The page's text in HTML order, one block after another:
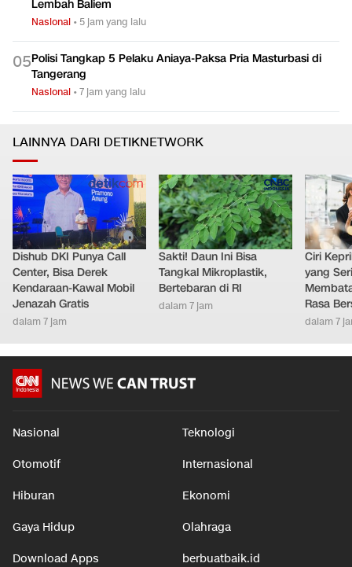
Lembah Baliem
Nasional • 5 jam yang lalu
05Polisi Tangkap 5 Pelaku Aniaya-Paksa Pria Masturbasi di
Tangerang
Nasional •7 jam yang lalu
LAINNYA DARI DETIKNETWORK
Dishub DKI Punya Call
Center, Bisa Derek
Kendaraan-Kawal Mobil
Jenazah Gratis
dalam 7 jam
Sakti! Daun Ini Bisa
Tangkal Mikroplastik,
Bertebaran di RI
dalam 7 jam
Ciri
yang
Rasa
dalam 7
Nasional Teknologi
Otomotif Internasional
Hiburan Ekonomi
Gaya Hidup Olahraga
Download Apps berbuatbaik.id